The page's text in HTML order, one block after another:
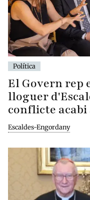
Política
El Govern rep
lloguer
conflicte
Escaldes-Engordany